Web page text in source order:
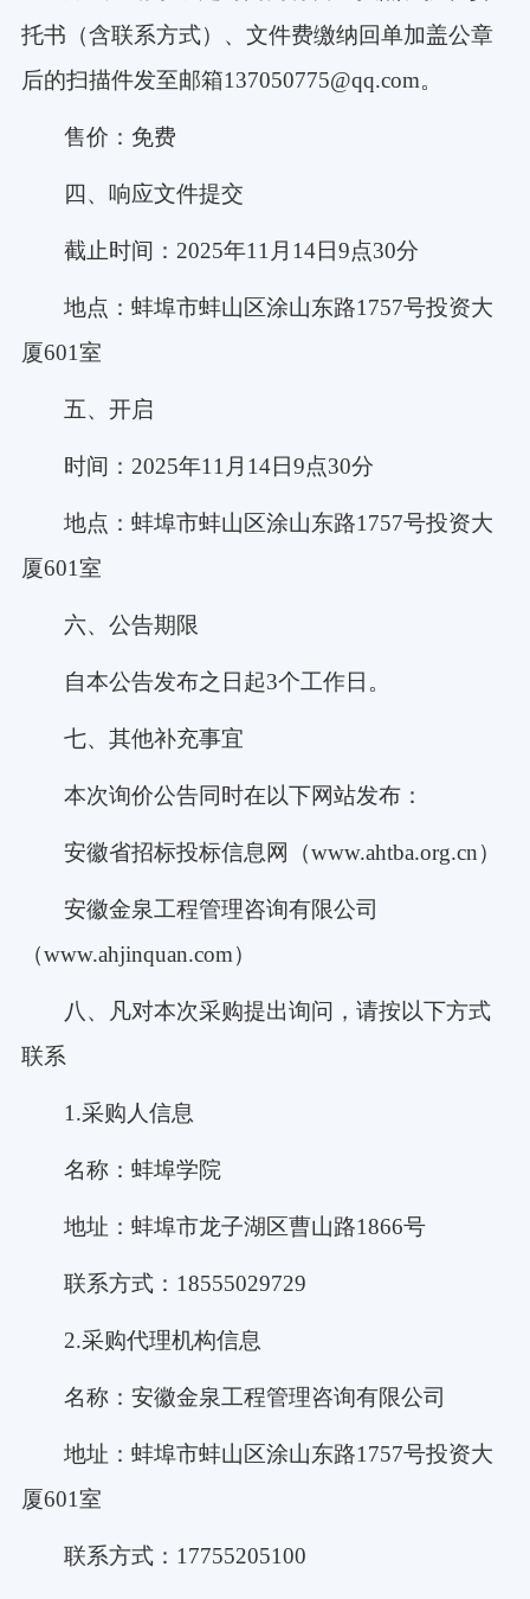
托书（含联系方式）、文件费缴纳回单加盖公章
后的扫描件发至邮箱137050775@qq.com。
售价：免费
四、响应文件提交
截止时间： 2025年11月14日9点30分
地点：蚌埠市蚌山区涂山东路1757号投资大
厦601室
五、开启
时间： 2025年11月14日9点30分
地点：蚌埠市蚌山区涂山东路1757号投资大
厦601室
六、公告期限
自本公告发布之日起3个工作日。
七、其他补充事宜
本次询价公告同时在以下网站发布：
安徽省招标投标信息网（www.ahtba.org.cn）
安徽金泉工程管理咨询有限公司
（www.ahjinquan.com）
八、凡对本次采购提出询问，请按以下方式
联系
1.采购人信息
名称：蚌埠学院
地址：蚌埠市龙子湖区曹山路1866号
联系方式： 18555029729
2.采购代理机构信息
名称：安徽金泉工程管理咨询有限公司
地址：蚌埠市蚌山区涂山东路1757号投资大
厦601室
联系方式： 17755205100